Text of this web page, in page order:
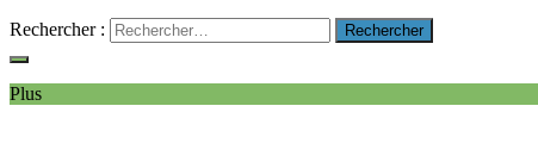
Rechercher :
Plus